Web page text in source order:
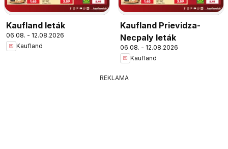
Kaufland leták
06.08. - 12.08.2026
Kaufland
Kaufland Prievidza-
Necpaly leták
06.08. - 12.08.2026
Kaufland
REKLAMA